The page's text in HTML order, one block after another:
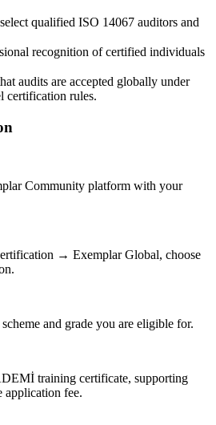
qualified ISO 14067 auditors and
recognition of certified individuals
audits are accepted globally under
certification rules.
Community platform with your
→ Exemplar Global, choose
and grade you are eligible for.
training certificate, supporting
application fee.